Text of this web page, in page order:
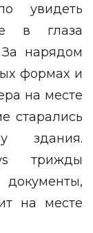
увидеть
в глаза
За нарядом
формах и
на месте
старались
здания.
трижды
на месте